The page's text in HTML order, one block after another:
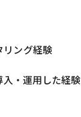
リング経験
・運用した経験